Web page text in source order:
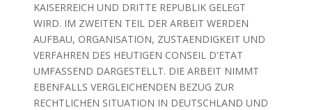
KAISERREICH UND DRITTE REPUBLIK GELEGT
WIRD. IM ZWEITEN TEIL DER ARBEIT WERDEN
AUFBAU, ORGANISATION, ZUSTAENDIGKEIT UND
VERFAHREN DES HEUTIGEN CONSEIL D'ETAT
UMFASSEND DARGESTELLT. DIE ARBEIT NIMMT
EBENFALLS VERGLEICHENDEN BEZUG ZUR
RECHTLICHEN SITUATION IN DEUTSCHLAND UND